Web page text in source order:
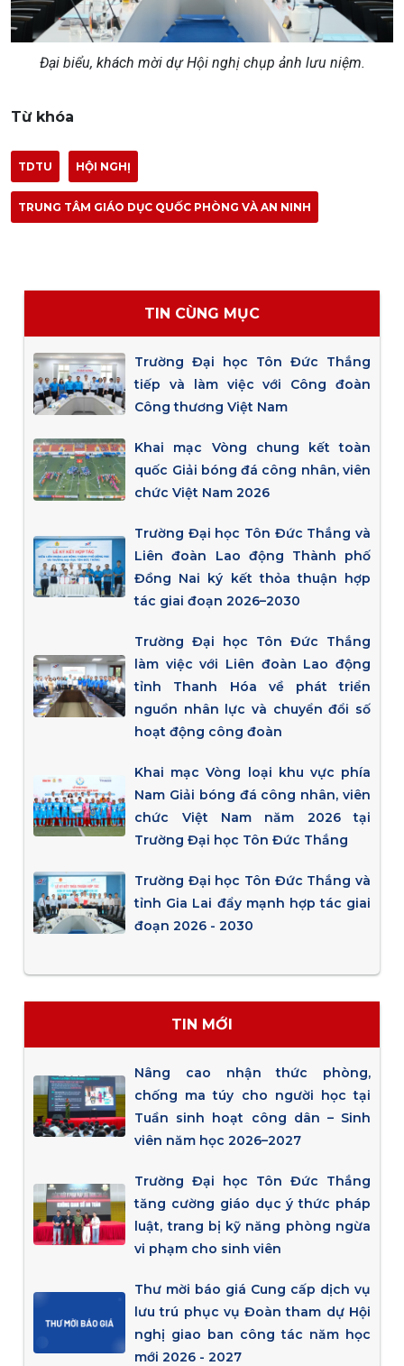
Đại biểu, khách mời dự Hội nghị chụp ảnh lưu niệm.
Từ khóa
TDTU HỘI NGHỊ
TRUNG TÂM GIÁO DỤC QUỐC PHÒNG VÀ AN NINH
TIN CÙNG MỤC
Trường Đại học Tôn Đức Thắng
tiếp và làm việc với Công đoàn
Công thương Việt Nam
Khai mạc Vòng chung kết toàn
quốc Giải bóng đá công nhân, viên
chức Việt Nam 2026
Trường Đại học Tôn Đức Thắng và
Liên đoàn Lao động Thành phố
Đồng Nai ký kết thỏa thuận hợp
tác giai đoạn 2026–2030
Trường Đại học Tôn Đức Thắng
làm việc với Liên đoàn Lao động
tỉnh Thanh Hóa về phát triển
nguồn nhân lực và chuyển đổi số
hoạt động công đoàn
Khai mạc Vòng loại khu vực phía
Nam Giải bóng đá công nhân, viên
chức Việt Nam năm 2026 tại
Trường Đại học Tôn Đức Thắng
Trường Đại học Tôn Đức Thắng và
tỉnh Gia Lai đẩy mạnh hợp tác giai
đoạn 2026 - 2030
TIN MỚI
Nâng cao nhận thức phòng,
chống ma túy cho người học tại
Tuần sinh hoạt công dân – Sinh
viên năm học 2026–2027
Trường Đại học Tôn Đức Thắng
tăng cường giáo dục ý thức pháp
luật, trang bị kỹ năng phòng ngừa
vi phạm cho sinh viên
Thư mời báo giá Cung cấp dịch vụ
lưu trú phục vụ Đoàn tham dự Hội
nghị giao ban công tác năm học
mới 2026 - 2027